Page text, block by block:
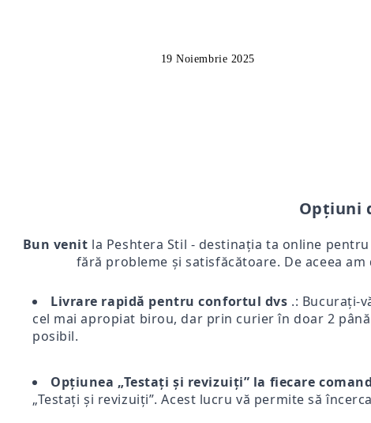
19 Noiembrie 2025
Opțiuni
Bun venit la Peshtera Stil - destinația ta online
fără probleme și satisfăcătoare. De aceea
Livrare rapidă pentru confortul dvs .: Bucurați-
cel mai apropiat birou, dar prin curier în doar 2
posibil.
Opțiunea „Testați și revizuiți” la fiecare
„Testați și revizuiți”. Acest lucru vă permite să